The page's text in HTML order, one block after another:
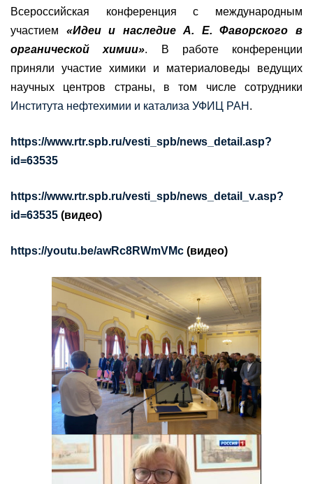
Всероссийская конференция с международным
участием «Идеи и наследие А. Е. Фаворского в
органической химии». В работе конференции
приняли участие химики и материаловеды ведущих
научных центров страны, в том числе сотрудники
Института нефтехимии и катализа УФИЦ РАН .
https://www.rtr.spb.ru/vesti_spb/news_detail.asp?
id=63535
https://www.rtr.spb.ru/vesti_spb/news_detail_v.asp?
id=63535 (видео)
https://youtu.be/awRc8RWmVMc (видео)